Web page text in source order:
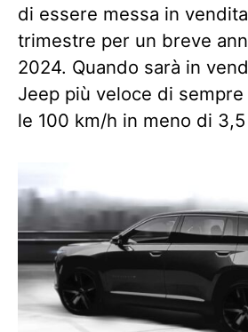
di essere messa in
trimestre per un breve
2024. Quando sarà in
Jeep più veloce di
le 100 km/h in meno di